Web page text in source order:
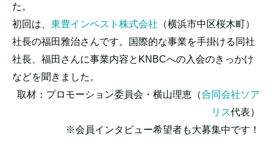
た。
初回は、 東豊インベスト株式会社 （横浜市中区桜木町）
社長の福田雅治さんです。国際的な事業を手掛ける同社
社長、福田さんに事業内容とKNBCへの入会のきっかけ
などを聞きました。
取材：プロモーション委員会・横山理恵（合同会社ソア
リス代表）
※会員インタビュー希望者も大募集中です！